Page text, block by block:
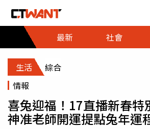
最新
社會
生活
綜合
情報
喜兔迎福！17直播新春特
神准老師開運提點兔年運